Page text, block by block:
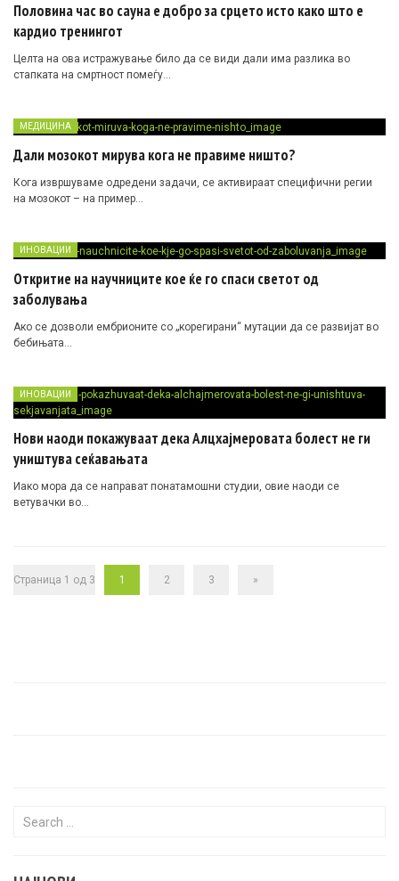
Половина час во сауна е добро за срцето исто како што е
кардио тренингот
Целта на ова истражување било да се види дали има разлика во
стапката на смртност помеѓу…
МЕДИЦИНА
Дали мозокот мирува кога не правиме ништо?
Кога извршуваме одредени задачи, се активираат специфични регии
на мозокот – на пример…
ИНОВАЦИИ
Откритие на научниците кое ќе го спаси светот од
заболувања
Ако се дозволи ембрионите со „корегирани“ мутации да се развијат во
бебињата…
ИНОВАЦИИ
Нови наоди покажуваат дека Алцхајмеровата болест не ги
уништува сеќавањата
Иако мора да се направат понатамошни студии, овие наоди се
ветувачки во…
Страница 1 од 3 1 2 3 »
Search for: